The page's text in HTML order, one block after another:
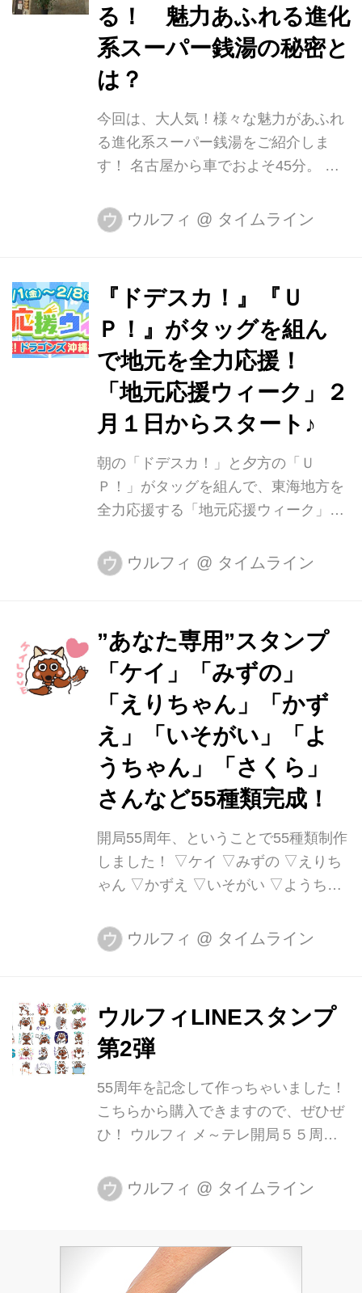
今、外出できない子どもたちのために
この絵本の宝の山を活用できないか。
アナウンサー１０人が絵本を朗読し、
出版社に許諾を得て３月末からＹｏｕ
信しました。朗読には個性が出ます。
父親としての優しさがにじむ人、ニュ
ースでは聞いたこ...
る！ 魅力あふれる進化
系スーパー銭湯の秘密と
は？
今回は、大人気！様々な魅力があふれ
る進化系スーパー銭湯をご紹介しま
す！ 名古屋から車でおよそ45分。 岐
ー銭湯「湯の華アイランド」 ここでは
温泉だけではなく、国内最大級の岩盤
ば、なんと合計10種類の岩盤浴が体験
可能！ 中でも本格的と評判なのが、ド
ーム型の岩盤浴。 三宅島の溶岩を使っ
た岩盤浴と、室内が90度以上にもなる
ヒマラヤの岩塩原石を使った岩盤浴が
あります。 岩盤浴が終わった後のリラ
ックススペースも充実♪ ゆったりした
誌が揃っていて、無料でインターネッ
トも利用可能です。 ソファー席に...
ウ ウルフィ @ タイムライン
『ドデスカ！』『Ｕ
Ｐ！』がタッグを組ん
で地元を全力応援！
「地元応援ウィーク」２
月１日からスタート♪
朝の「ドデスカ！」と夕方の「Ｕ
Ｐ！」がタッグを組んで、東海地方を
全力応援する「地元応援ウィーク」が
目ルーキー・根尾選手は！？ドラゴン
ズ沖縄キャンプからＨＯＴな情報を竹
でお伝えします！さらに、伝統芸能や
スポーツで頑張る人々から全国に自慢
できるグルメまで、見て役にたつ東海
地方の情報を２／８（金）まで連日盛
りだくさん紹介します。 メ～テレＬＩ
ＮＥ＠では、「ドデスカ！」「Ｕ
Ｐ！」のコラボグッズを抽選で２０人
にプレゼント！くわしくはメ～テレ公
式ＬＩＮＥアカウントで。 ドデスカ！
UP！地元応援ウィーク - 名古屋テレビ
【メ～テレ】...
ウ ウルフィ @ タイムライン
”あなた専用”スタンプ
「ケイ」「みずの」
「えりちゃん」「かず
え」「いそがい」「よ
うちゃん」「さくら」
さんなど55種類完成！
開局55周年、ということで55種類制作
しました！ ▽ケイ ▽みずの ▽えりち
ゃん ▽かずえ ▽いそがい ▽ようちゃ
まざき ▽たまき ▽みやた ▽まりか ▽
いしだ ▽みさき ▽いとう ▽えみ ▽ゆ
▽ひーちゃん ▽さなみ ▽きょうこ ▽
アキラ ▽まみ ▽しゅうか ▽レナ ▽ノ
リコ ▽みちこ ▽さかい ▽じゅんいち
発売中の名前スタンプはこちらです。
▽とも ▽やすえ ▽ゆうせい ▽かよ ▽
たかこ ▽よしき ▽かずこ ▽のぶちゃ
もと ▽ふ...
ウ ウルフィ @ タイムライン
ウルフィLINEスタンプ
第2弾
55周年を記念して作っちゃいました！
こちらから購入できますので、ぜひぜ
ひ！ ウルフィ メ～テレ開局５５周年
レ（名古屋テレビ）のキャラクター、
「ウルフィ」のスタンプ第２弾！開局
とゆるめのウルフィが毎日の会話を応
援します♪
ウ ウルフィ @ タイムライン